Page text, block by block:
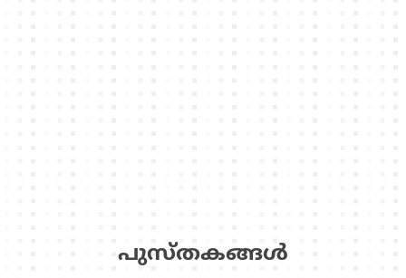
പുസ്‌തകങ്ങള്‍